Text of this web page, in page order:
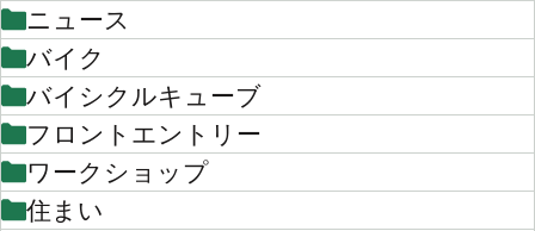
ニュース
バイク
バイシクルキューブ
フロントエントリー
ワークショップ
住まい